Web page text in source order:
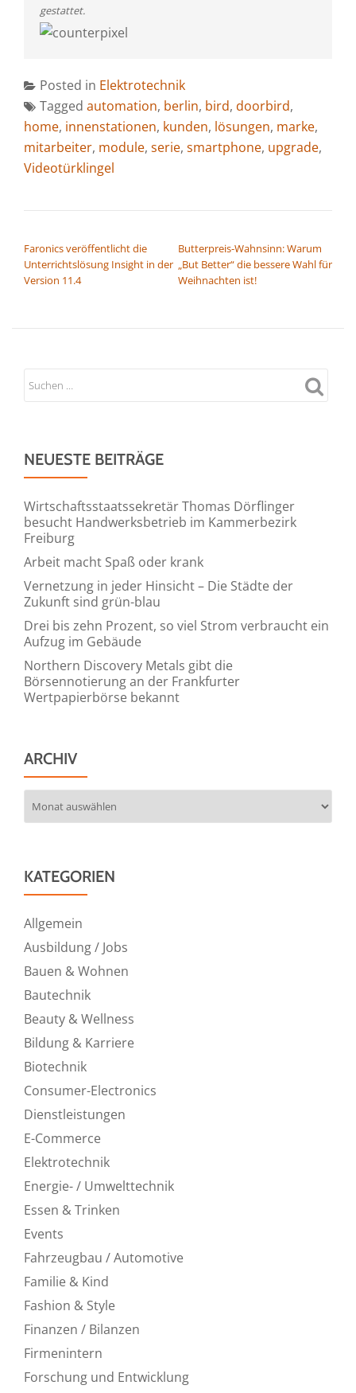
gestattet.
Posted in Elektrotechnik
Tagged automation, berlin, bird, doorbird,
home, innenstationen, kunden, lösungen, marke,
mitarbeiter, module, serie, smartphone, upgrade,
Videotürklingel
Faronics veröffentlicht die
Unterrichtslösung Insight in der
Version 11.4
Butterpreis-Wahnsinn: Warum
„But Better“ die bessere Wahl für
Weihnachten ist!
NEUESTE BEITRÄGE
Wirtschaftsstaatssekretär Thomas Dörflinger
besucht Handwerksbetrieb im Kammerbezirk
Freiburg
Arbeit macht Spaß oder krank
Vernetzung in jeder Hinsicht – Die Städte der
Zukunft sind grün-blau
Drei bis zehn Prozent, so viel Strom verbraucht ein
Aufzug im Gebäude
Northern Discovery Metals gibt die
Börsennotierung an der Frankfurter
Wertpapierbörse bekannt
ARCHIV
KATEGORIEN
Allgemein
Ausbildung / Jobs
Bauen & Wohnen
Bautechnik
Beauty & Wellness
Bildung & Karriere
Biotechnik
Consumer-Electronics
Dienstleistungen
E-Commerce
Elektrotechnik
Energie- / Umwelttechnik
Essen & Trinken
Events
Fahrzeugbau / Automotive
Familie & Kind
Fashion & Style
Finanzen / Bilanzen
Firmenintern
Forschung und Entwicklung